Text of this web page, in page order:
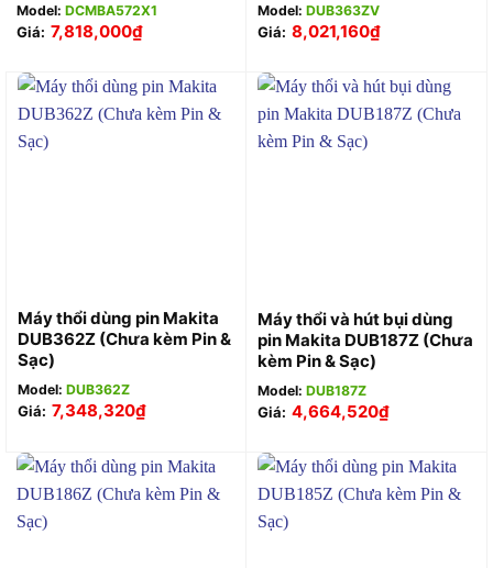
Model: DCMBA572X1
Giá: 7,818,000₫
Model: DUB363ZV
Giá: 8,021,160₫
Máy thổi dùng pin Makita
DUB362Z (Chưa kèm Pin &
Sạc)
Model: DUB362Z
Giá: 7,348,320₫
Máy thổi và hút bụi dùng
pin Makita DUB187Z (Chưa
kèm Pin & Sạc)
Model: DUB187Z
Giá: 4,664,520₫